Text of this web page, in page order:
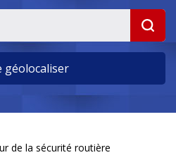
géolocaliser
de la sécurité routière